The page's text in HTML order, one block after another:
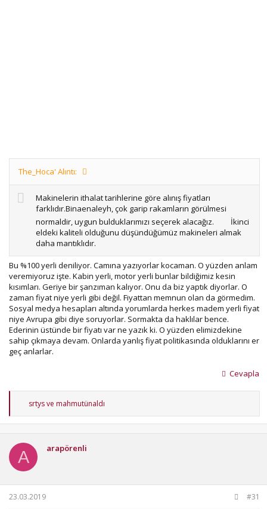
The_Hoca' Alıntı:
Makinelerin ithalat tarihlerine göre alınış fiyatları
farklıdır.Binaenaleyh, çok garip rakamların görülmesi
normaldir, uygun bulduklarımızı seçerek alacağız.
İkinci
eldeki kaliteli olduğunu düşündüğümüz makineleri almak
daha mantıklıdır.
Bu %100 yerli deniliyor. Camına yazıyorlar kocaman. O yüzden anlam
veremiyoruz işte. Kabin yerli, motor yerli bunlar bildiğimiz kesin
kısımları. Geriye bir şanzıman kalıyor. Onu da biz yaptık diyorlar. O
zaman fiyat niye yerli gibi değil. Fiyattan memnun olan da görmedim.
Sosyal medya hesapları altında yorumlarda herkes madem yerli fiyat
niye Avrupa gibi diye soruyorlar. Sormakta da haklılar bence.
Ederinin üstünde bir fiyatı var ne yazık ki. O yüzden elimizdekine
sahip çıkmaya devam. Onlarda yanlış fiyat politikasında olduklarını er
geç anlarlar.
Cevapla
T
p
e
r
srtysve mahmutünaldı
A arapörenli
23.03.2019 #31